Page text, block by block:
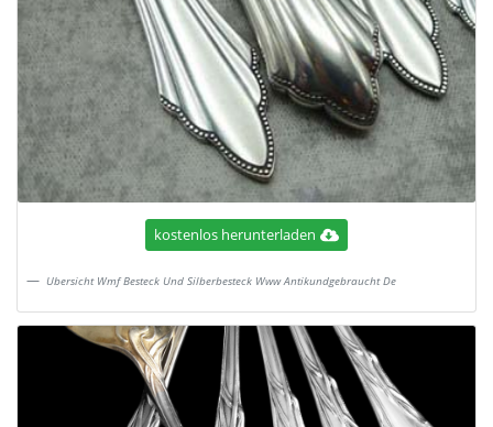
kostenlos herunterladen
Ubersicht Wmf Besteck Und Silberbesteck Www Antikundgebraucht De